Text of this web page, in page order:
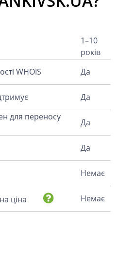
1–10
років
WHOIS
Да
Да
для переносу
Да
Да
Немає
ціна Немає